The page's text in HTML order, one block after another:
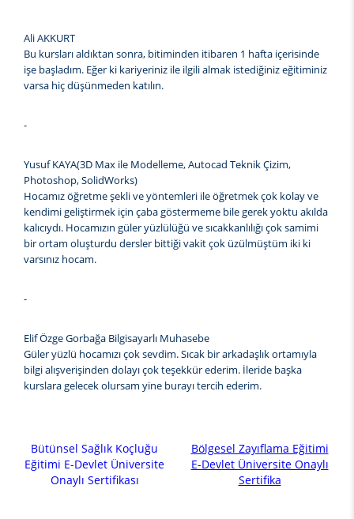
Ali AKKURT
Bu kursları aldıktan sonra, bitiminden itibaren 1 hafta içerisinde
işe başladım. Eğer ki kariyeriniz ile ilgili almak istediğiniz eğitiminiz
varsa hiç düşünmeden katılın.
-
Yusuf KAYA(3D Max ile Modelleme, Autocad Teknik Çizim,
Photoshop, SolidWorks)
Hocamız öğretme şekli ve yöntemleri ile öğretmek çok kolay ve
kendimi geliştirmek için çaba göstermeme bile gerek yoktu akılda
kalıcıydı. Hocamızın güler yüzlülüğü ve sıcakkanlılığı çok samimi
bir ortam oluşturdu dersler bittiği vakit çok üzülmüştüm iki ki
varsınız hocam.
-
Elif Özge Gorbağa Bilgisayarlı Muhasebe
Güler yüzlü hocamızı çok sevdim. Sıcak bir arkadaşlık ortamıyla
bilgi alışverişinden dolayı çok teşekkür ederim. İleride başka
kurslara gelecek olursam yine burayı tercih ederim.
Bütünsel Sağlık Koçluğu
Eğitimi E-Devlet Üniversite
Onaylı Sertifikası
Bölgesel Zayıflama Eğitimi
E-Devlet Üniversite Onaylı
Sertifika